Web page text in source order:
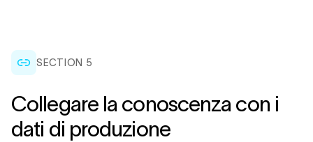
SECTION 5
Collegare la conoscenza con i
dati di produzione